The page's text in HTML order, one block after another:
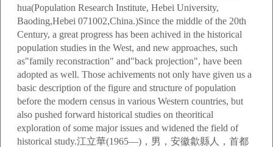
hua(Population Research Institute, Hebei University,
Baoding,Hebei 071002,China.)Since the middle of the 20th
Century, a great progress has been achived in the historical
population studies in the West, and new approaches, such
as"family reconstraction" and"back projection", have been
adopted as well. Those achivements not only have given us a
basic description of the figure and structure of population
before the modern census in various Western countries, but
also pushed forward historical studies on theoritical
exploration of some major issues and widened the field of
historical study.江立華(1965—)，男，安徽歙縣人，首都